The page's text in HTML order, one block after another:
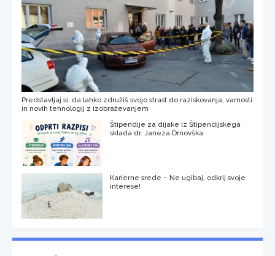
Predstavljaj si, da lahko združiš svojo strast do raziskovanja, varnosti
in novih tehnologij z izobraževanjem
Štipendije za dijake iz Štipendijskega
sklada dr. Janeza Drnovška
Karierne srede – Ne ugibaj, odkrij svoje
interese!